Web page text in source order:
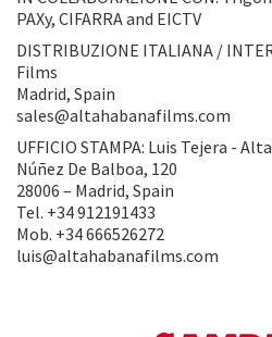
PAXy, CIFARRA and EICTV
DISTRIBUZIONE ITALIANA /
Films
Madrid, Spain
sales@altahabanafilms.com
UFFICIO STAMPA: Luis Tejera -
Núñez De Balboa, 120
28006 – Madrid, Spain
Tel. +34 912191433
Mob. +34 666526272
luis@altahabanafilms.com